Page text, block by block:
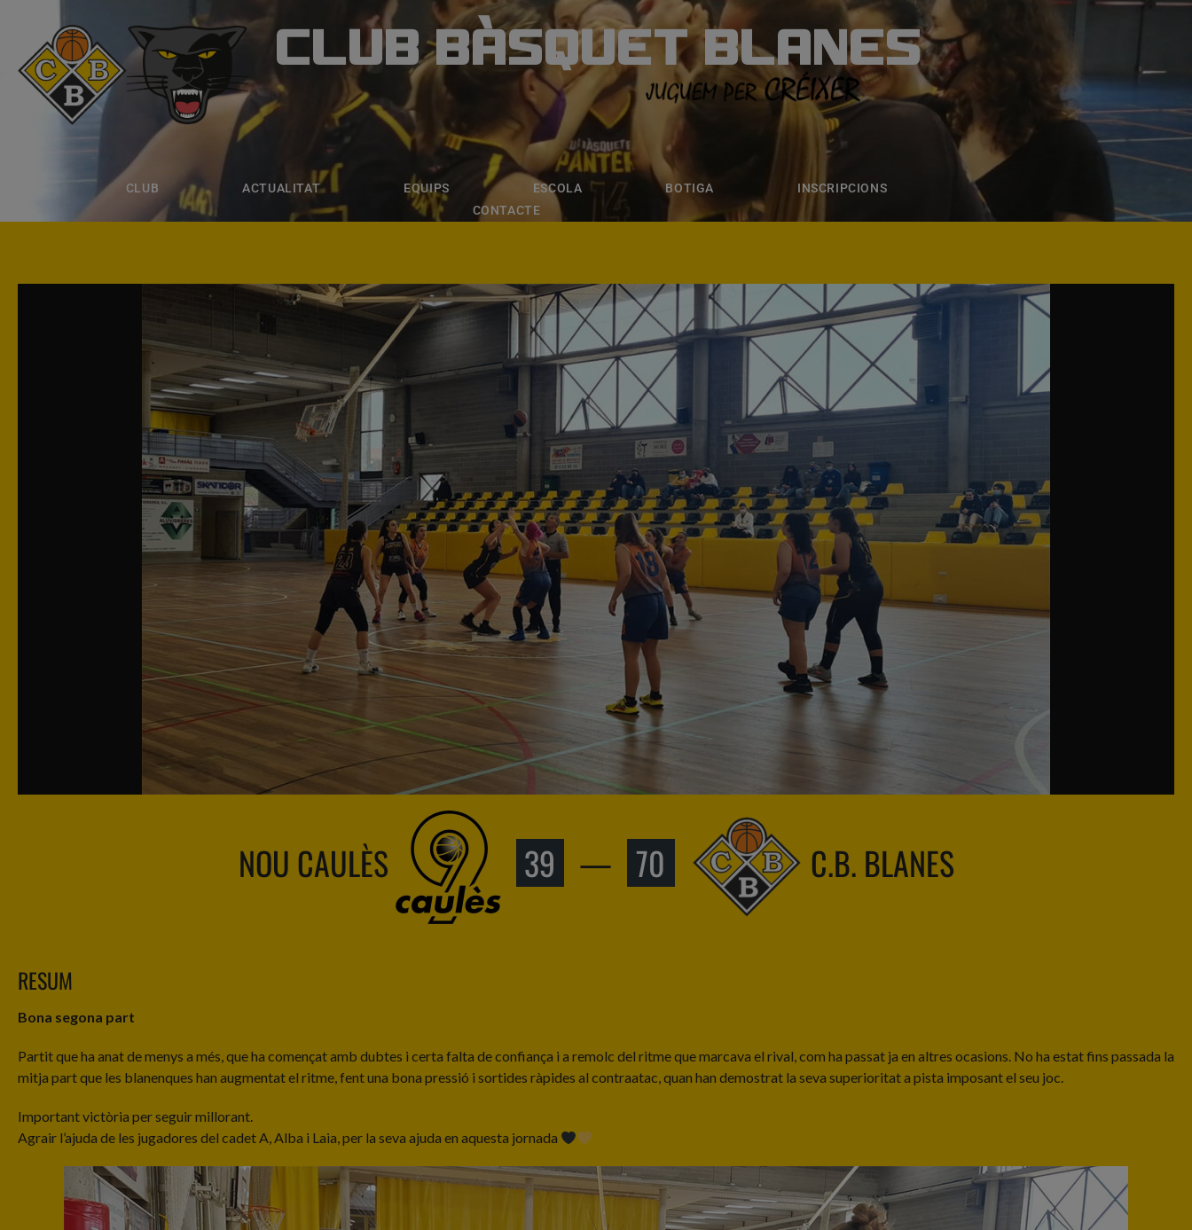
CLUB BÀSQUET BLANES
CLUB ACTUALITAT EQUIPS ESCOLA BOTIGA
INSCRIPCIONS
CONTACTE
CLUB BÀSQUET BLANES
ACTUALITAT ESCOLA BOTIGA INSCRIPCIONS
NOU CAULÈS 39 — 70 C.B. BLANES
RESUM
Bona segona part
Partit que ha anat de menys a més, que ha començat amb dubtes i certa falta de confiança i a remolc del ritme que marcava el rival, com ha passat ja en altres ocasions. No ha estat fins passada la
mitja part que les blanenques han augmentat el ritme, fent una bona pressió i sortides ràpides al contraatac, quan han demostrat la seva superioritat a pista imposant el seu joc.
Important victòria per seguir millorant.
Agrair l’ajuda de les jugadores del cadet A, Alba i Laia, per la seva ajuda en aquesta jornada